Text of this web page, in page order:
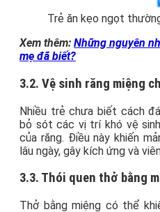
Trẻ ăn kẹo ngọt
Xem thêm: Những nguyên
mẹ đã biết?
3.2. Vệ sinh răng miệng
Nhiều trẻ chưa biết cách
bỏ sót các vị trí khó vệ
của răng. Điều này khiến
lâu ngày, gây kích ứng và
3.3. Thói quen thở bằng
Thở bằng miệng có thể